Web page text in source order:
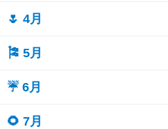
🌷 4月
🎏 5月
☔ 6月
🌻 7月